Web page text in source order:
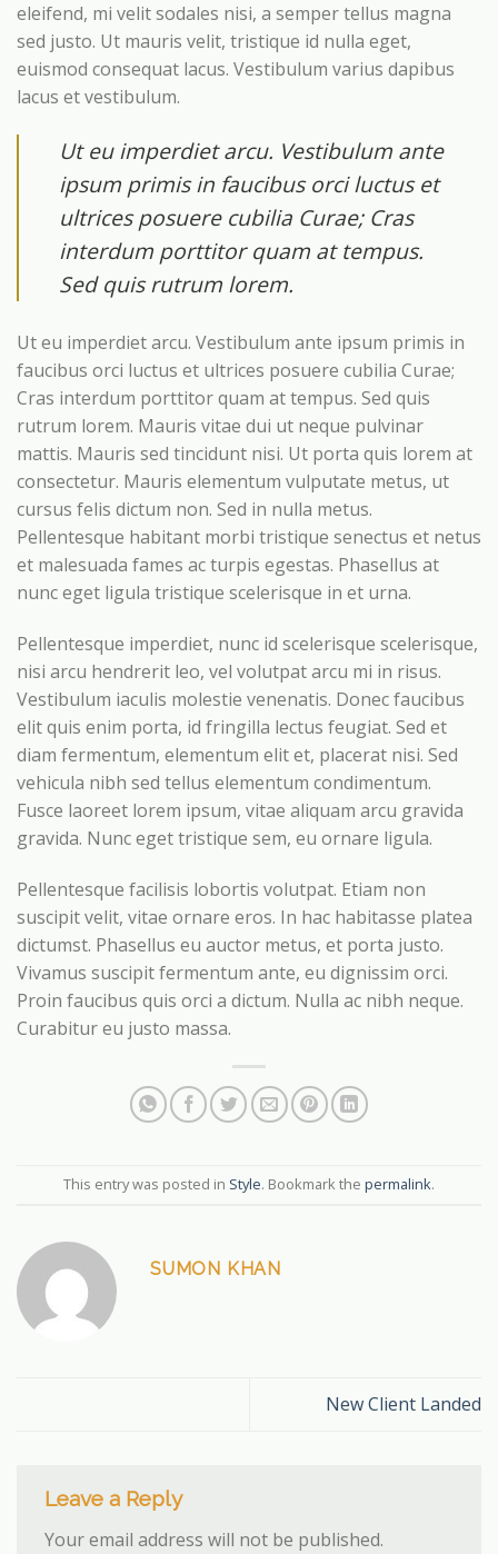
eleifend, mi velit sodales nisi, a semper tellus magna
sed justo. Ut mauris velit, tristique id nulla eget,
euismod consequat lacus. Vestibulum varius dapibus
lacus et vestibulum.
Ut eu imperdiet arcu. Vestibulum ante
ipsum primis in faucibus orci luctus et
ultrices posuere cubilia Curae; Cras
interdum porttitor quam at tempus.
Sed quis rutrum lorem.
Ut eu imperdiet arcu. Vestibulum ante ipsum primis in
faucibus orci luctus et ultrices posuere cubilia Curae;
Cras interdum porttitor quam at tempus. Sed quis
rutrum lorem. Mauris vitae dui ut neque pulvinar
mattis. Mauris sed tincidunt nisi. Ut porta quis lorem at
consectetur. Mauris elementum vulputate metus, ut
cursus felis dictum non. Sed in nulla metus.
Pellentesque habitant morbi tristique senectus et netus
et malesuada fames ac turpis egestas. Phasellus at
nunc eget ligula tristique scelerisque in et urna.
Pellentesque imperdiet, nunc id scelerisque scelerisque,
nisi arcu hendrerit leo, vel volutpat arcu mi in risus.
Vestibulum iaculis molestie venenatis. Donec faucibus
elit quis enim porta, id fringilla lectus feugiat. Sed et
diam fermentum, elementum elit et, placerat nisi. Sed
vehicula nibh sed tellus elementum condimentum.
Fusce laoreet lorem ipsum, vitae aliquam arcu gravida
gravida. Nunc eget tristique sem, eu ornare ligula.
Pellentesque facilisis lobortis volutpat. Etiam non
suscipit velit, vitae ornare eros. In hac habitasse platea
dictumst. Phasellus eu auctor metus, et porta justo.
Vivamus suscipit fermentum ante, eu dignissim orci.
Proin faucibus quis orci a dictum. Nulla ac nibh neque.
Curabitur eu justo massa.
This entry was posted in Style. Bookmark the permalink.
SUMON KHAN
New Client Landed
Leave a Reply
Your email address will not be published.